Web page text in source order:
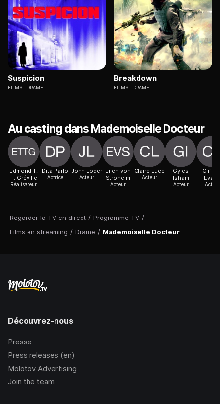
Regarder la TV en direct / Programme TV /
Films en streaming / Drame / Mademoiselle Docteur
Suspicion
FILMS DRAME
Breakdown
FILMS DRAME
Au casting dans Mademoiselle Docteur
Edmond T.
T. Gréville
Réalisateur
Dita Parlo
Actrice
John Loder
Acteur
Erich von
Stroheim
Acteur
Claire Luce
Acteur
Gyles
Isham
Acteur
Evans
Acteur
Découvrez-nous
Presse
Press releases (en)
Molotov Advertising
Join the team